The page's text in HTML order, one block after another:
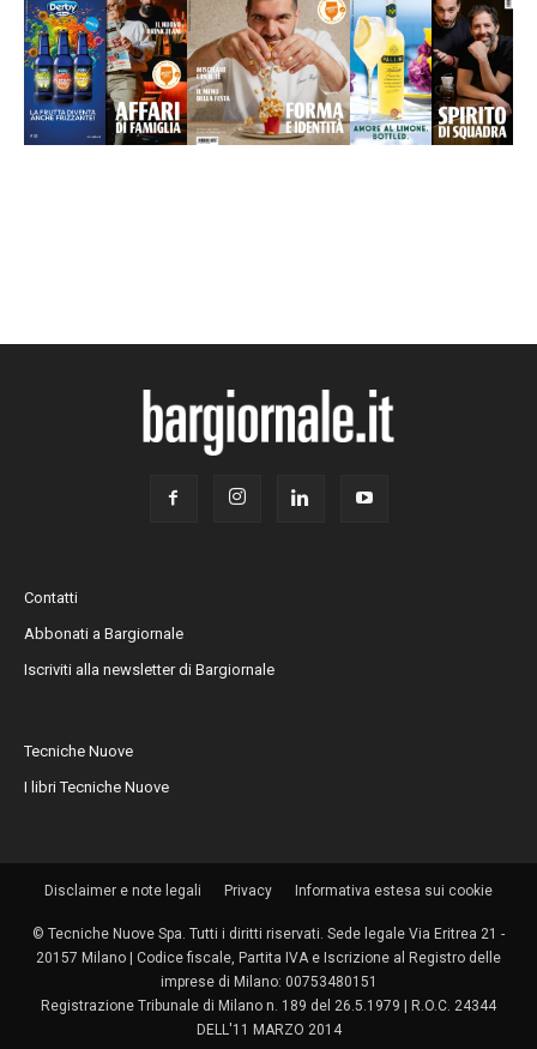
Contatti
Abbonati a Bargiornale
Iscriviti alla newsletter di Bargiornale
Tecniche Nuove
I libri Tecniche Nuove
Disclaimer e note legali Privacy Informativa estesa sui cookie
© Tecniche Nuove Spa. Tutti i diritti riservati. Sede legale Via Eritrea 21 -
20157 Milano | Codice fiscale, Partita IVA e Iscrizione al Registro delle
imprese di Milano: 00753480151
Registrazione Tribunale di Milano n. 189 del 26.5.1979 | R.O.C. 24344
DELL'11 MARZO 2014